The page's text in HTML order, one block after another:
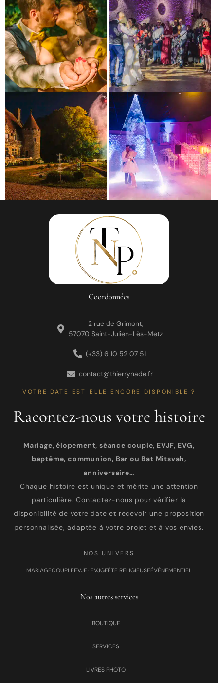
Coordonnées
2 rue de Grimont,
57070 Saint-Julien-Lès-Metz
(+33) 6 10 52 07 51
contact@thierrynade.fr
VOTRE DATE EST-ELLE ENCORE DISPONIBLE ?
Racontez-nous votre histoire
Mariage, élopement, séance couple, EVJF, EVG,
baptême, communion, Bar ou Bat Mitsvah,
anniversaire…
Chaque histoire est unique et mérite une attention
particulière. Contactez-nous pour vérifier la
disponibilité de votre date et recevoir une proposition
personnalisée, adaptée à votre projet et à vos envies.
NOS UNIVERS
MARIAGECOUPLEEVJF · EVJGFÊTE RELIGIEUSEÉVÉNEMENTIEL
Nos autres services
BOUTIQUE
SERVICES
LIVRES PHOTO